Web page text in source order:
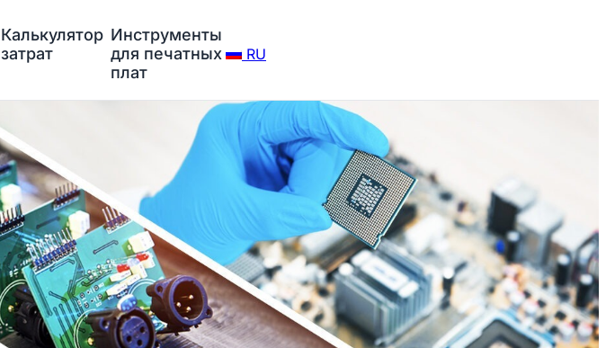
Калькулятор
затрат
Инструменты
для печатных
плат
RU